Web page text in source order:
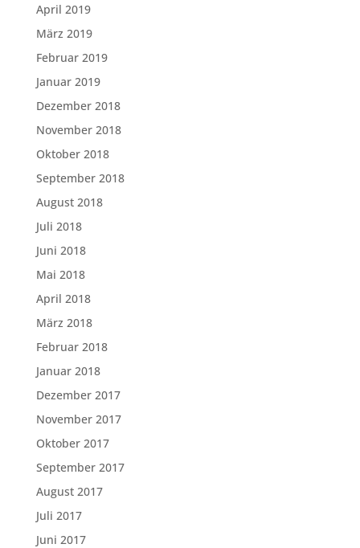
April 2019
März 2019
Februar 2019
Januar 2019
Dezember 2018
November 2018
Oktober 2018
September 2018
August 2018
Juli 2018
Juni 2018
Mai 2018
April 2018
März 2018
Februar 2018
Januar 2018
Dezember 2017
November 2017
Oktober 2017
September 2017
August 2017
Juli 2017
Juni 2017